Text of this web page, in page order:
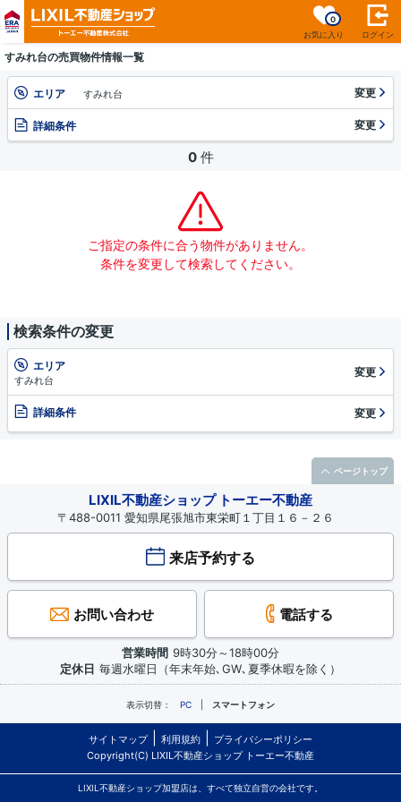
お気に入り
0
ログイン
すみれ台の売買物件情報一覧
エリア すみれ台 変更
詳細条件 変更
0 件
ご指定の条件に合う物件がありません。
条件を変更して検索してください。
検索条件の変更
エリア
すみれ台
変更
詳細条件 変更
LIXIL不動産ショップ トーエー不動産
〒488-0011 愛知県尾張旭市東栄町１丁目１６－２６
来店予約する
お問い合わせ 電話する
営業時間 9時30分～18時00分
定休日 毎週水曜日（年末年始､GW､夏季休暇を除く）
表示切替： PC スマートフォン
サイトマップ 利用規約
プライバシーポリシー
Copyright(C) LIXIL不動産ショップ トーエー不動産
LIXIL不動産ショップ加盟店は、すべて独立自営の会社です。
ページトップ